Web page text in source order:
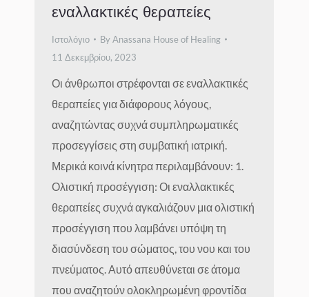
εναλλακτικές θεραπείες
Ιστολόγιο ByAnassana House of Healing
11 Δεκεμβρίου, 2023
Οι άνθρωποι στρέφονται σε εναλλακτικές
θεραπείες για διάφορους λόγους,
αναζητώντας συχνά συμπληρωματικές
προσεγγίσεις στη συμβατική ιατρική.
Μερικά κοινά κίνητρα περιλαμβάνουν: 1.
Ολιστική προσέγγιση: Οι εναλλακτικές
θεραπείες συχνά αγκαλιάζουν μια ολιστική
προσέγγιση που λαμβάνει υπόψη τη
διασύνδεση του σώματος, του νου και του
πνεύματος. Αυτό απευθύνεται σε άτομα
που αναζητούν ολοκληρωμένη φροντίδα